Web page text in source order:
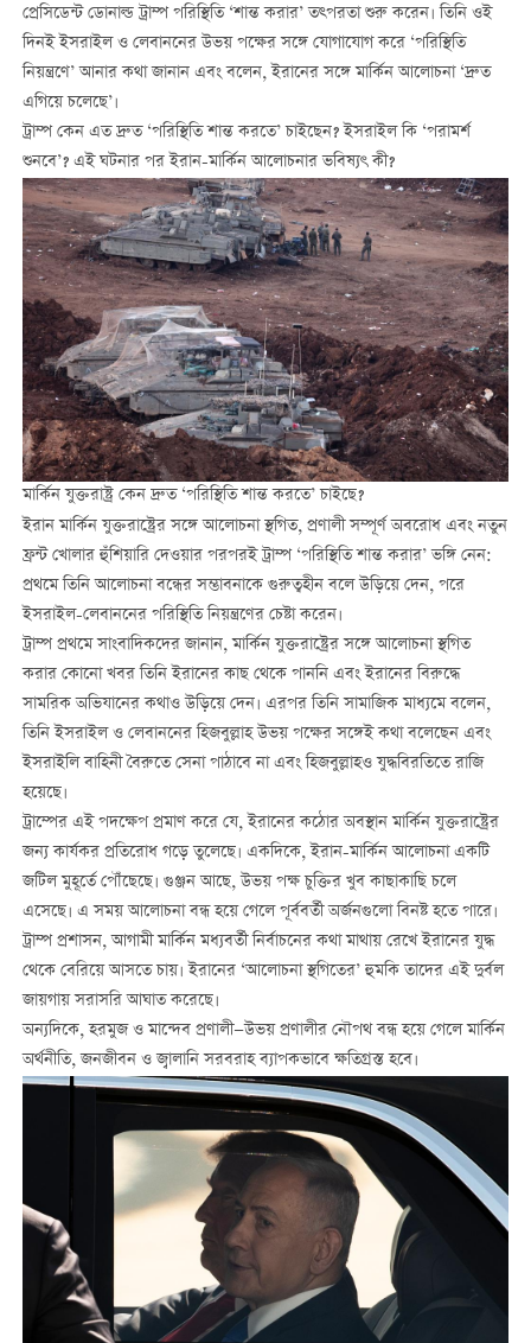
প্রেসিডেন্ট ডোনাল্ড ট্রাম্প পরিস্থিতি ‘শান্ত করার’ তত্পরতা শুরু করেন। তিনি ওই
দিনই ইসরাইল ও লেবাননের উভয় পক্ষের সঙ্গে যোগাযোগ করে ‘পরিস্থিতি
নিয়ন্ত্রণে’ আনার কথা জানান এবং বলেন, ইরানের সঙ্গে মার্কিন আলোচনা ‘দ্রুত
এগিয়ে চলেছে’।
ট্রাম্প কেন এত দ্রুত ‘পরিস্থিতি শান্ত করতে’ চাইছেন? ইসরাইল কি ‘পরামর্শ
শুনবে’? এই ঘটনার পর ইরান-মার্কিন আলোচনার ভবিষ্যৎ কী?
মার্কিন যুক্তরাষ্ট্র কেন দ্রুত ‘পরিস্থিতি শান্ত করতে’ চাইছে?
ইরান মার্কিন যুক্তরাষ্ট্রের সঙ্গে আলোচনা স্থগিত, প্রণালী সম্পূর্ণ অবরোধ এবং নতুন
ফ্রন্ট খোলার হুঁশিয়ারি দেওয়ার পরপরই ট্রাম্প ‘পরিস্থিতি শান্ত করার’ ভঙ্গি নেন:
প্রথমে তিনি আলোচনা বন্ধের সম্ভাবনাকে গুরুত্বহীন বলে উড়িয়ে দেন, পরে
ইসরাইল-লেবাননের পরিস্থিতি নিয়ন্ত্রণের চেষ্টা করেন।
ট্রাম্প প্রথমে সাংবাদিকদের জানান, মার্কিন যুক্তরাষ্ট্রের সঙ্গে আলোচনা স্থগিত
করার কোনো খবর তিনি ইরানের কাছ থেকে পাননি এবং ইরানের বিরুদ্ধে
সামরিক অভিযানের কথাও উড়িয়ে দেন। এরপর তিনি সামাজিক মাধ্যমে বলেন,
তিনি ইসরাইল ও লেবাননের হিজবুল্লাহ উভয় পক্ষের সঙ্গেই কথা বলেছেন এবং
ইসরাইলি বাহিনী বৈরুতে সেনা পাঠাবে না এবং হিজবুল্লাহও যুদ্ধবিরতিতে রাজি
হয়েছে।
ট্রাম্পের এই পদক্ষেপ প্রমাণ করে যে, ইরানের কঠোর অবস্থান মার্কিন যুক্তরাষ্ট্রের
জন্য কার্যকর প্রতিরোধ গড়ে তুলেছে। একদিকে, ইরান-মার্কিন আলোচনা একটি
জটিল মুহূর্তে পৌঁছেছে। গুঞ্জন আছে, উভয় পক্ষ চুক্তির খুব কাছাকাছি চলে
এসেছে। এ সময় আলোচনা বন্ধ হয়ে গেলে পূর্ববর্তী অর্জনগুলো বিনষ্ট হতে পারে।
ট্রাম্প প্রশাসন, আগামী মার্কিন মধ্যবর্তী নির্বাচনের কথা মাথায় রেখে ইরানের যুদ্ধ
থেকে বেরিয়ে আসতে চায়। ইরানের ‘আলোচনা স্থগিতের’ হুমকি তাদের এই দুর্বল
জায়গায় সরাসরি আঘাত করেছে।
অন্যদিকে, হরমুজ ও মান্দেব প্রণালী—উভয় প্রণালীর নৌপথ বন্ধ হয়ে গেলে মার্কিন
অর্থনীতি, জনজীবন ও জ্বালানি সরবরাহ ব্যাপকভাবে ক্ষতিগ্রস্ত হবে।